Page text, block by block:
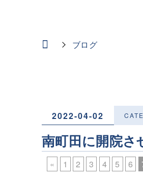
ブログ
2022-04-02
南町田に開院さ
« 1 2 3 4 5 6